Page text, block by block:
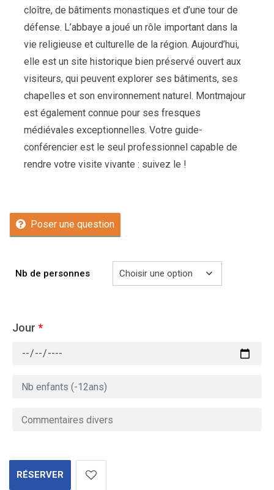
cloître, de bâtiments monastiques et d’une tour de
défense. L’abbaye a joué un rôle important dans la
vie religieuse et culturelle de la région. Aujourd’hui,
elle est un site historique bien préservé ouvert aux
visiteurs, qui peuvent explorer ses bâtiments, ses
chapelles et son environnement naturel. Montmajour
est également connue pour ses fresques
médiévales exceptionnelles. Votre guide-
conférencier est le seul professionnel capable de
rendre votre visite vivante : suivez le !
Poser une question
Nb de personnes
Jour *
RÉSERVER